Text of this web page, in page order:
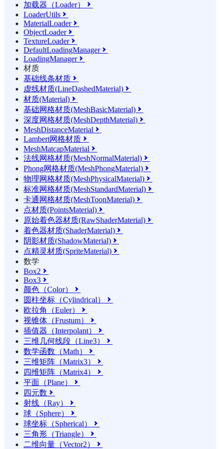
加载器（Loader） 
LoaderUtils 
MaterialLoader
ObjectLoader
TextureLoader
DefaultLoadingManager
LoadingManager
材质
基础线条材质 
虚线材质(LineDashedMaterial) 
材质(Material) 
基础网格材质(MeshBasicMaterial) 
深度网格材质(MeshDepthMaterial) 
MeshDistanceMaterial 
Lambert网格材质 
MeshMatcapMaterial 
法线网格材质(MeshNormalMaterial) 
Phong网格材质(MeshPhongMaterial) 
物理网格材质(MeshPhysicalMaterial) 
标准网格材质(MeshStandardMaterial) 
卡通网格材质(MeshToonMaterial) 
点材质(PointsMaterial) 
原始着色器材质(RawShaderMaterial) 
着色器材质(ShaderMaterial) 
阴影材质(ShadowMaterial) 
点精灵材质(SpriteMaterial) 
数学
Box2 
Box3 
颜色（Color） 
圆柱坐标（Cylindrical） 
欧拉角（Euler） 
视锥体（Frustum） 
插值器（Interpolant） 
三维几何线段（Line3） 
数学函数（Math） 
三维矩阵（Matrix3） 
四维矩阵（Matrix4） 
平面（Plane） 
四元数 
射线（Ray） 
球（Sphere） 
球坐标（Spherical） 
三角形（Triangle） 
二维向量（Vector2） 